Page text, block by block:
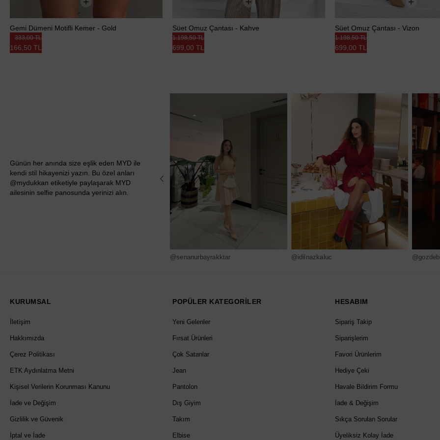
Gemi Dümeni Motifli Kemer - Gold
166,50 TL
333,00 TL
Süet Omuz Çantası - Kahve
699,00 TL
1.198,50 TL
Süet Omuz Çantası - Vizon
699,00 TL
1.198,50 TL
Günün her anında size eşlik eden MYD ile
kendi stil hikayenizi yazın. Bu özel anları
@mydukkan etiketiyle paylaşarak MYD
ailesinin selfie panosunda yerinizi alın.
@senanurbayrakktar @idilnazkaluc
KURUMSAL
İletişim
Hakkımızda
Çerez Politikası
ETK Aydınlatma Metni
Kişisel Verilerin Korunması Kanunu
İade ve Değişim
Gizlilik ve Güvenik
İptal ve İade
POPÜLER KATEGORİLER
Yeni Gelenler
Fırsat Ürünleri
Çok Satanlar
Jean
Pantolon
Dış Giyim
Takım
Elbise
HESABIM
Sipariş Takip
Siparişlerim
Favori Ürünlerim
Hediye Çeki
Havale Bildirim Formu
İade & Değişim
Sıkça Sorulan Sorular
Üyeliksiz Kolay İade